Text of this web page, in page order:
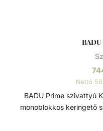
Nettó
BADU Prime szivattyú Kiváló teljesítményű önfelszívó,
monoblokkos keringető